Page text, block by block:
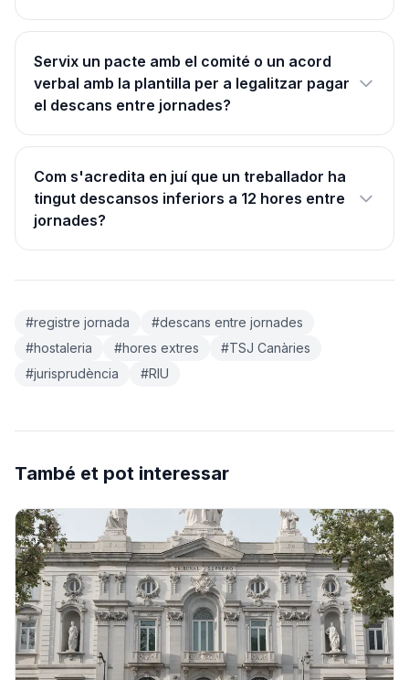
Servix un pacte amb el comité o un acord
verbal amb la plantilla per a legalitzar pagar
el descans entre jornades?
Com s'acredita en juí que un treballador ha
tingut descansos inferiors a 12 hores entre
jornades?
#registre jornada
#descans entre jornades
#hostaleria
#hores extres
#TSJ Canàries
#jurisprudència
#RIU
També et pot interessar